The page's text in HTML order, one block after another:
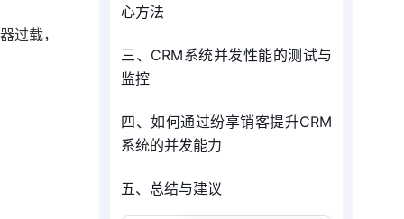
过载，
心方法
三、CRM系统并发性能的测试与
监控
四、如何通过纷享销客提升CRM
系统的并发能力
五、总结与建议